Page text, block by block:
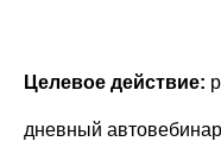
Целевое действие:
дневный